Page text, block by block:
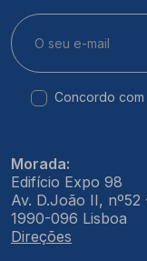
Concordo com
Morada:
Edifício Expo 98
Av. D.João II, nº52
1990-096 Lisboa
Direções